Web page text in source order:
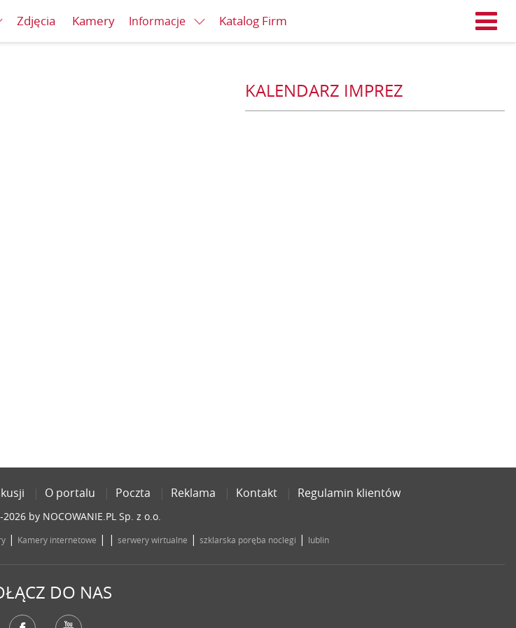
Zdjęcia Kamery Informacje Katalog Firm
KALENDARZ IMPREZ
O portalu Poczta Reklama Kontakt Regulamin klientów
by NOCOWANIE.PL Sp. z o.o.
| Kamery internetowe | | serwery wirtualne | szklarska poręba noclegi | lublin
DO NAS